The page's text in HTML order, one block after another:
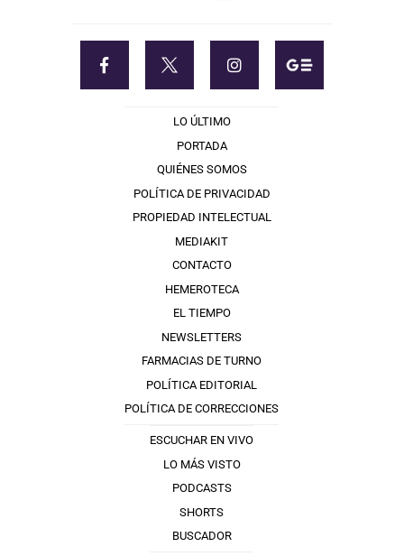
LO ÚLTIMO
PORTADA
QUIÉNES SOMOS
POLÍTICA DE PRIVACIDAD
PROPIEDAD INTELECTUAL
MEDIAKIT
CONTACTO
HEMEROTECA
EL TIEMPO
NEWSLETTERS
FARMACIAS DE TURNO
POLÍTICA EDITORIAL
POLÍTICA DE CORRECCIONES
ESCUCHAR EN VIVO
LO MÁS VISTO
PODCASTS
SHORTS
BUSCADOR